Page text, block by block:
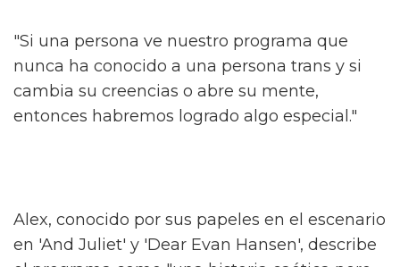
Alex dice que los ocho episodios de la serie
ofrecen "solo un vistazo" a las experiencias
vividas de las personas trans. Pero creen que
"Si una persona ve nuestro programa que